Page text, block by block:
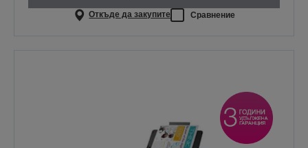
Откъде да закупите Сравнение